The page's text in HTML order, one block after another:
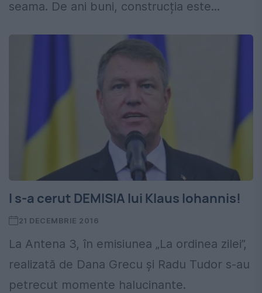
seama. De ani buni, construcția este...
I s-a cerut DEMISIA lui Klaus Iohannis!
21 DECEMBRIE 2016
La Antena 3, în emisiunea „La ordinea zilei”,
realizată de Dana Grecu şi Radu Tudor s-au
petrecut momente halucinante.